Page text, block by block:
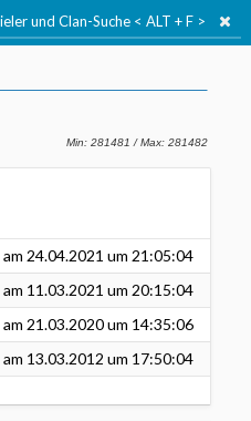
am 24.04.2021 um 21:05:04
am 11.03.2021 um 20:15:04
am 21.03.2020um 14:35:06
am 13.03.2012 um 17:50:04